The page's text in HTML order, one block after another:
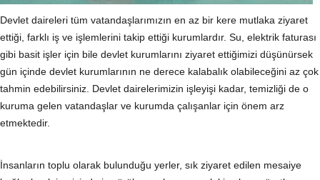
Devlet daireleri tüm vatandaşlarımızın en az bir kere mutlaka ziyaret
ettiği, farklı iş ve işlemlerini takip ettiği kurumlardır. Su, elektrik faturası
gibi basit işler için bile devlet kurumlarını ziyaret ettiğimizi düşünürsek
gün içinde devlet kurumlarının ne derece kalabalık olabileceğini az çok
tahmin edebilirsiniz. Devlet dairelerimizin işleyişi kadar, temizliği de o
kuruma gelen vatandaşlar ve kurumda çalışanlar için önem arz
etmektedir.
İnsanların toplu olarak bulunduğu yerler, sık ziyaret edilen mesaiye